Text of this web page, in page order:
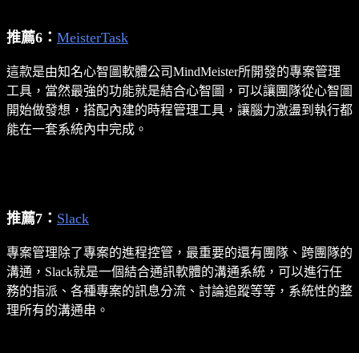
推薦6： MeisterTask
這款是由知名心智圖軟體公司MindMeister所開發的專案管理
工具，當然最強的功能就是結合心智圖，可以讓團隊從心智圖
開始做發想，搭配內建的時程管理工具，讓腦力激盪到執行都
能在一套系統內中完成。
推薦7： Slack
專案管理除了專案的進程控管，最重要的還有團隊、跨團隊的
溝通，Slack就是一個結合通訊軟體的溝通系統，可以進行任
務的指派、各種專案的訊息分流、討論追蹤等等，系統性的整
理所有的溝通串。